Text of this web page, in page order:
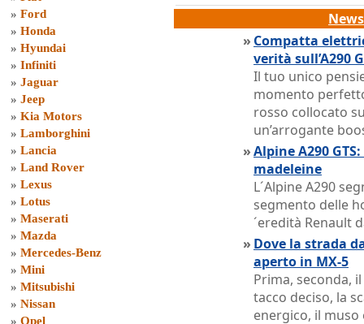
» Ford
» Honda
» Hyundai
» Infiniti
» Jaguar
» Jeep
» Kia Motors
» Lamborghini
» Lancia
» Land Rover
» Lexus
» Lotus
» Maserati
» Mazda
» Mercedes-Benz
» Mini
» Mitsubishi
» Nissan
» Opel
» Compatta
verità sull’A290
Il tuo unico
momento
rosso collocato
un’arrogante
»Alpine A290
madeleine
L´Alpine A290
segmento delle
´eredità Renault
» Dove la strada
aperto in MX-5
Prima, seconda,
tacco deciso, la
energico, il